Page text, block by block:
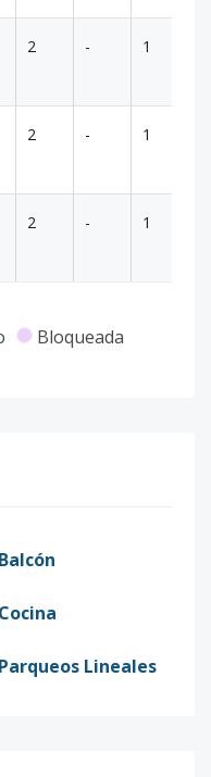
2 - 1
2 - 1
2 - 1
Bloqueada
Balcón
Cocina
Parqueos Lineales